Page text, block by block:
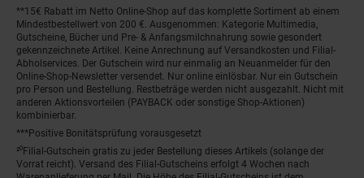
**15€ Rabatt im Netto Online-Shop auf das komplette Sortiment ab einem
Mindestbestellwert von 200 €. Ausgenommen: Kategorie Multimedia,
Gutscheine, Bücher und Pre- & Anfangsmilchnahrung sowie gesondert
gekennzeichnete Artikel. Keine Anrechnung auf Versandkosten und Filial-
Abholservices. Der Gutschein wird nur einmalig an Neuanmelder für den
Online-Shop-Newsletter versendet. Nur online einlösbar. Nur ein Gutschein
pro Person und Bestellung. Restbeträge werden nicht ausgezahlt. Nicht mit
anderen Aktionsvorteilen (PAYBACK oder sonstige Shop-Aktionen)
kombinierbar.
***Positive Bonitätsprüfung vorausgesetzt
²⁰Filial-Gutschein gratis zu jeder Bestellung dieses Artikels (solange der
Vorrat reicht). Versand des Filial-Gutscheins erfolgt 4 Wochen nach